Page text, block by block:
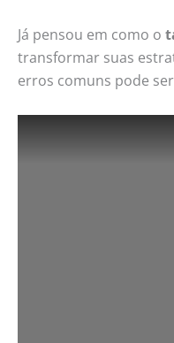
Já pensou em como o
transformar suas
erros comuns pode